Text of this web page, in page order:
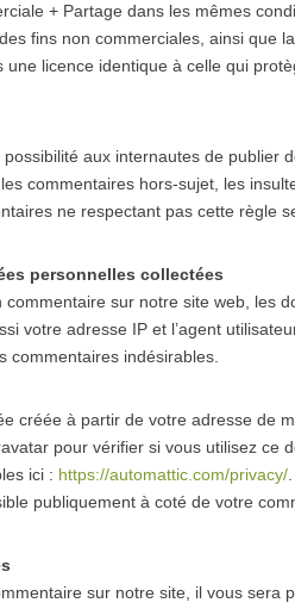
+ Partage dans les mêmes
fins non commerciales, ainsi que
licence identique à celle qui
aux internautes de publier
commentaires hors-sujet, les
ne respectant pas cette règle
personnelles collectées
commentaire sur notre site web, les
votre adresse IP et l’agent
commentaires indésirables.
créée à partir de votre adresse de
pour vérifier si vous utilisez ce
ici : https://automattic.com/privacy/
publiquement à coté de votre
sur notre site, il vous sera